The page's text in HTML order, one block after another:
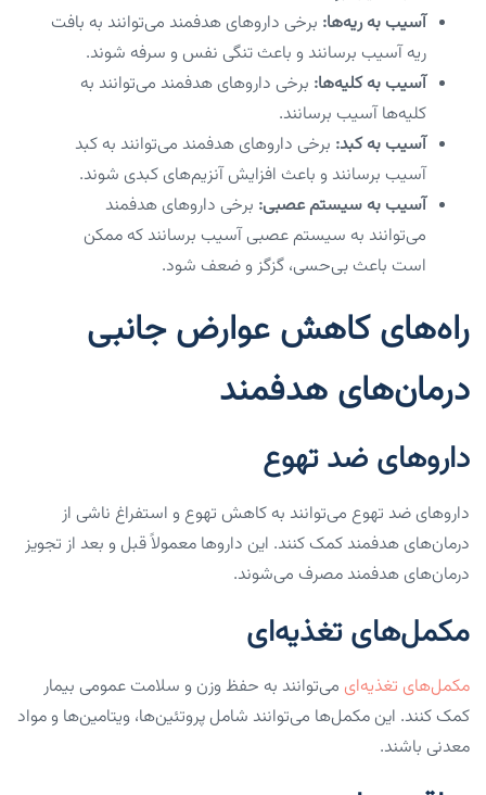
آسیب به ریه‌ها: برخی داروهای هدفمند می‌توانند به بافت
ریه آسیب برسانند و باعث تنگی نفس و سرفه شوند.
آسیب به کلیه‌ها: برخی داروهای هدفمند می‌توانند به
کلیه‌ها آسیب برسانند.
آسیب به کبد: برخی داروهای هدفمند می‌توانند به کبد
آسیب برسانند و باعث افزایش آنزیم‌های کبدی شوند.
آسیب به سیستم عصبی: برخی داروهای هدفمند
می‌توانند به سیستم عصبی آسیب برسانند که ممکن
است باعث بی‌حسی، گزگز و ضعف شود.
راه‌های کاهش عوارض جانبی
درمان‌های هدفمند
داروهای ضد تهوع
داروهای ضد تهوع می‌توانند به کاهش تهوع و استفراغ ناشی از
درمان‌های هدفمند کمک کنند. این داروها معمولاً قبل و بعد از تجویز
درمان‌های هدفمند مصرف می‌شوند.
مکمل‌های تغذیه‌ای
مکمل‌های تغذیه‌ای می‌توانند به حفظ وزن و سلامت عمومی بیمار
کمک کنند. این مکمل‌ها می‌توانند شامل پروتئین‌ها، ویتامین‌ها و مواد
معدنی باشند.